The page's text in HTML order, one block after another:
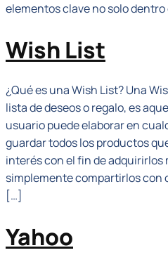
elementos clave no solo
Wish List
¿Qué es una Wish List? Una
lista de deseos o regalo, es
usuario puede elaborar en
guardar todos los productos
interés con el fin de adquirirlos
simplemente compartirlos con
[…]
Yahoo